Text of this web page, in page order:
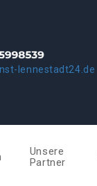
lennestadt24.de
Unsere
Partner